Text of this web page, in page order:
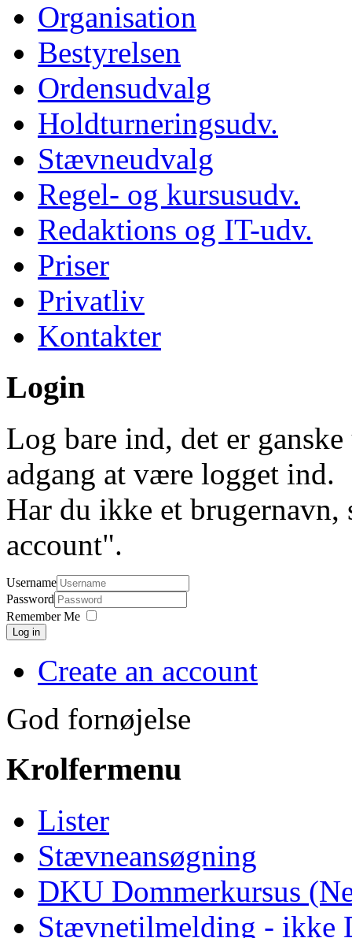
Organisation
Bestyrelsen
Ordensudvalg
Holdturneringsudv.
Stævneudvalg
Regel- og kursusudv.
Redaktions og IT-udv.
Priser
Privatliv
Kontakter
Login
Log bare ind, det er
adgang at være logget ind.
Har du ikke et brugernavn,
account".
Username
Password
Remember Me
Log in
Create an account
God fornøjelse
Krolfermenu
Lister
Stævneansøgning
DKU Dommerkursus
Stævnetilmelding - ikke